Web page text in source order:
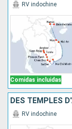
Comidas incluidas
RV indochine
RV indochine